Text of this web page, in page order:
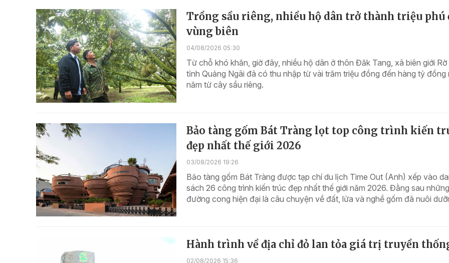
Trồng sầu riêng, nhiều hộ dân trở thành triệu phú
vùng biên
04/08/2026 05:30
Từ chỗ khó khăn, giờ đây, nhiều hộ dân ở thôn Đăk Tang, xã biên giới Rờ
tỉnh Quảng Ngãi đã có thu nhập từ vài trăm triệu đồng đến hàng tỷ đồng
năm từ cây sầu riêng.
Bảo tàng gốm Bát Tràng lọt top công trình kiến
đẹp nhất thế giới 2026
03/08/2026 19:26
Bảo tàng gốm Bát Tràng được tạp chí du lịch Time Out (Anh) xếp vào
sách 26 công trình kiến trúc đẹp nhất thế giới năm 2026. Đằng sau những
đường cong hiện đại là câu chuyện về đất, lửa và nghề gốm đã nuôi
Hành trình về địa chỉ đỏ lan tỏa giá trị truyền
02/08/2026 15:36